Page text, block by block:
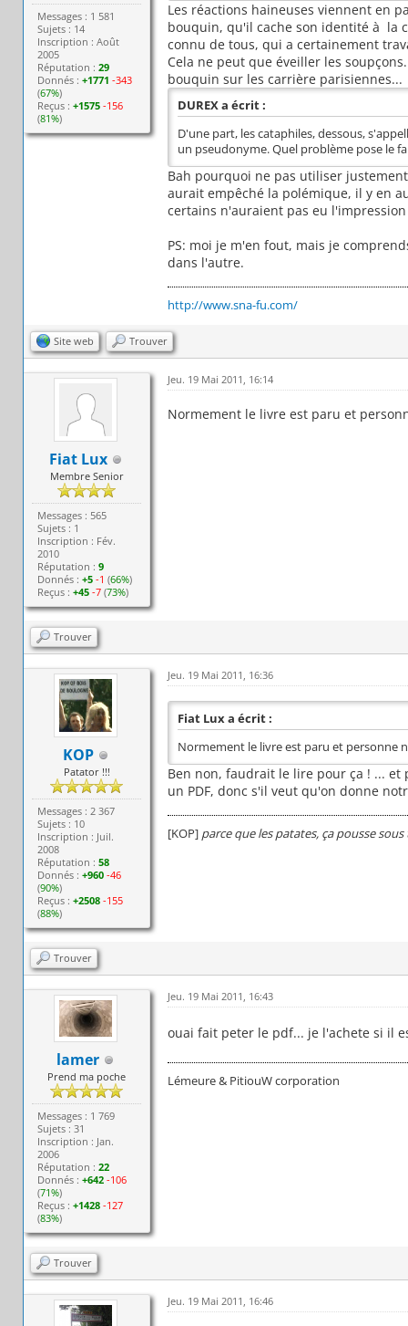
Messages : 1 581
Sujets : 14
Inscription : Août
2005
Réputation :29
Donnés :+1771 -343
(67%)
Reçus :+1575 -156
(81%)
Les réactions haineuses viennent en
bouquin, qu'il cache son identité à la
connu de tous, qui a certainement
Cela ne peut que éveiller les
bouquin sur les carrière parisiennes...
DUREX a écrit :
D'une part, les cataphiles, dessous,
un pseudonyme. Quel problème pose le
Bah pourquoi ne pas utiliser
aurait empêché la polémique, il y en
certains n'auraient pas eu
PS: moi je m'en fout, mais je
dans l'autre.
http://www.sna-fu.com/
Site web Trouver
Fiat Lux
Membre Senior
Messages : 565
Sujets : 1
Inscription : Fév.
2010
Réputation :9
Donnés :+5 -1 (66%)
Reçus :+45 -7 (73%)
Jeu. 19 Mai 2011, 16:14
Normement le livre est paru et
Trouver
KOP
Patator !!!
Messages : 2 367
Sujets : 10
Inscription : Juil.
2008
Réputation :58
Donnés :+960 -46
(90%)
Reçus :+2508 -155
(88%)
Jeu. 19 Mai 2011, 16:36
Fiat Lux a écrit :
Normement le livre est paru et personne
Ben non, faudrait le lire pour ça ! ...
un PDF, donc s'il veut qu'on donne
[KOP]parce que les patates, ça pousse sous
Trouver
lamer
Prend ma poche
Messages : 1 769
Sujets : 31
Inscription : Jan.
2006
Réputation :22
Donnés :+642 -106
(71%)
Reçus :+1428 -127
(83%)
Jeu. 19 Mai 2011, 16:43
ouai fait peter le pdf... je l'achete si il
Lémeure & PitiouW corporation
Trouver
Jeu. 19 Mai 2011, 16:46